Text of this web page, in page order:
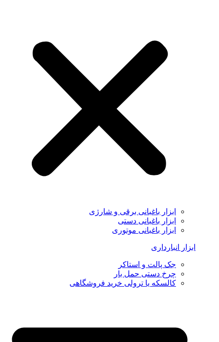
ابزار باغبانی برقی و شارژی
ابزار باغبانی دستی
ابزار باغبانی موتوری
ابزار انبارداری
جک پالت و استاکر
چرخ دستی حمل بار
کالسکه یا ترولی خرید فروشگاهی